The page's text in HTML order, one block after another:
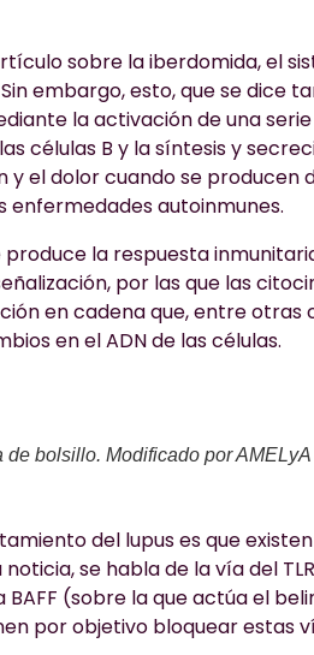
sobre la iberdomida, el
embargo, esto, que se dice
la activación de una
células B y la síntesis y
y el dolor cuando se producen
enfermedades autoinmunes.
produce la respuesta
por las que las
en cadena que, entre otras
en el ADN de las células.
bolsillo. Modificado por
del lupus es que
se habla de la vía del
BAFF (sobre la que actúa el
por objetivo bloquear estas